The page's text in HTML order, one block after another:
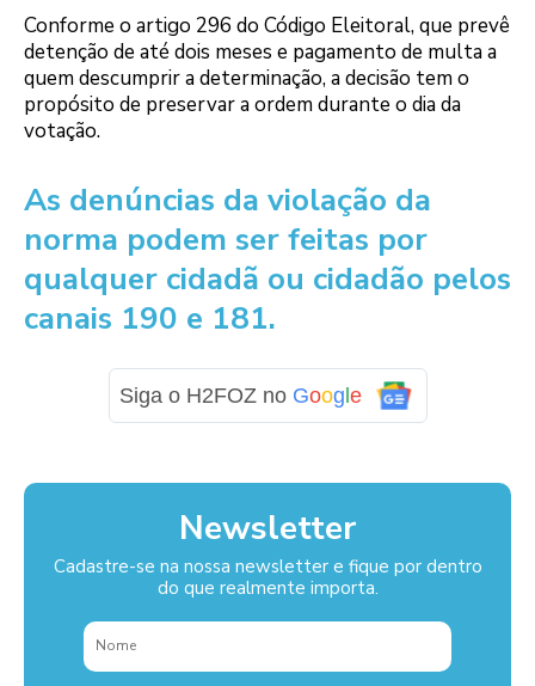
Conforme o artigo 296 do Código Eleitoral, que prevê
detenção de até dois meses e pagamento de multa a
quem descumprir a determinação, a decisão tem o
propósito de preservar a ordem durante o dia da
votação.
As denúncias da violação da
norma podem ser feitas por
qualquer cidadã ou cidadão pelos
canais 190 e 181.
Siga o H2FOZ no Goog e
Newsletter
Cadastre-se na nossa newsletter e fique por dentro
do que realmente importa.